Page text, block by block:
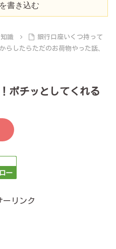
書き込む
識
銀行口座いくつ持って
したらただのお荷物やった話、
ポチッとしてくれる
ーリンク